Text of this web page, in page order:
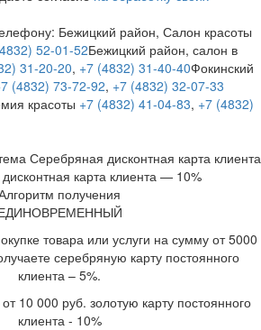
Бежицкий район, Салон красоты
52-01-52Бежицкий район, салон в
31-20-20, +7 (4832) 31-40-40Фокинский
(4832) 73-72-92, +7 (4832) 32-07-33
красоты +7 (4832) 41-04-83, +7 (4832)
Серебряная дисконтная карта клиента
карта клиента — 10%
получения
товара или услуги на сумму от 5000
серебряную карту постоянного
клиента – 5%.
10 000 руб. золотую карту постоянного
клиента - 10%